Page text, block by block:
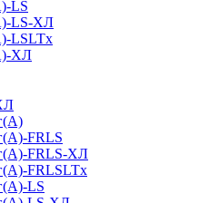
LS
LS-ХЛ
LSLTx
ХЛ
FRLS
FRLS-ХЛ
FRLSLTx
LS